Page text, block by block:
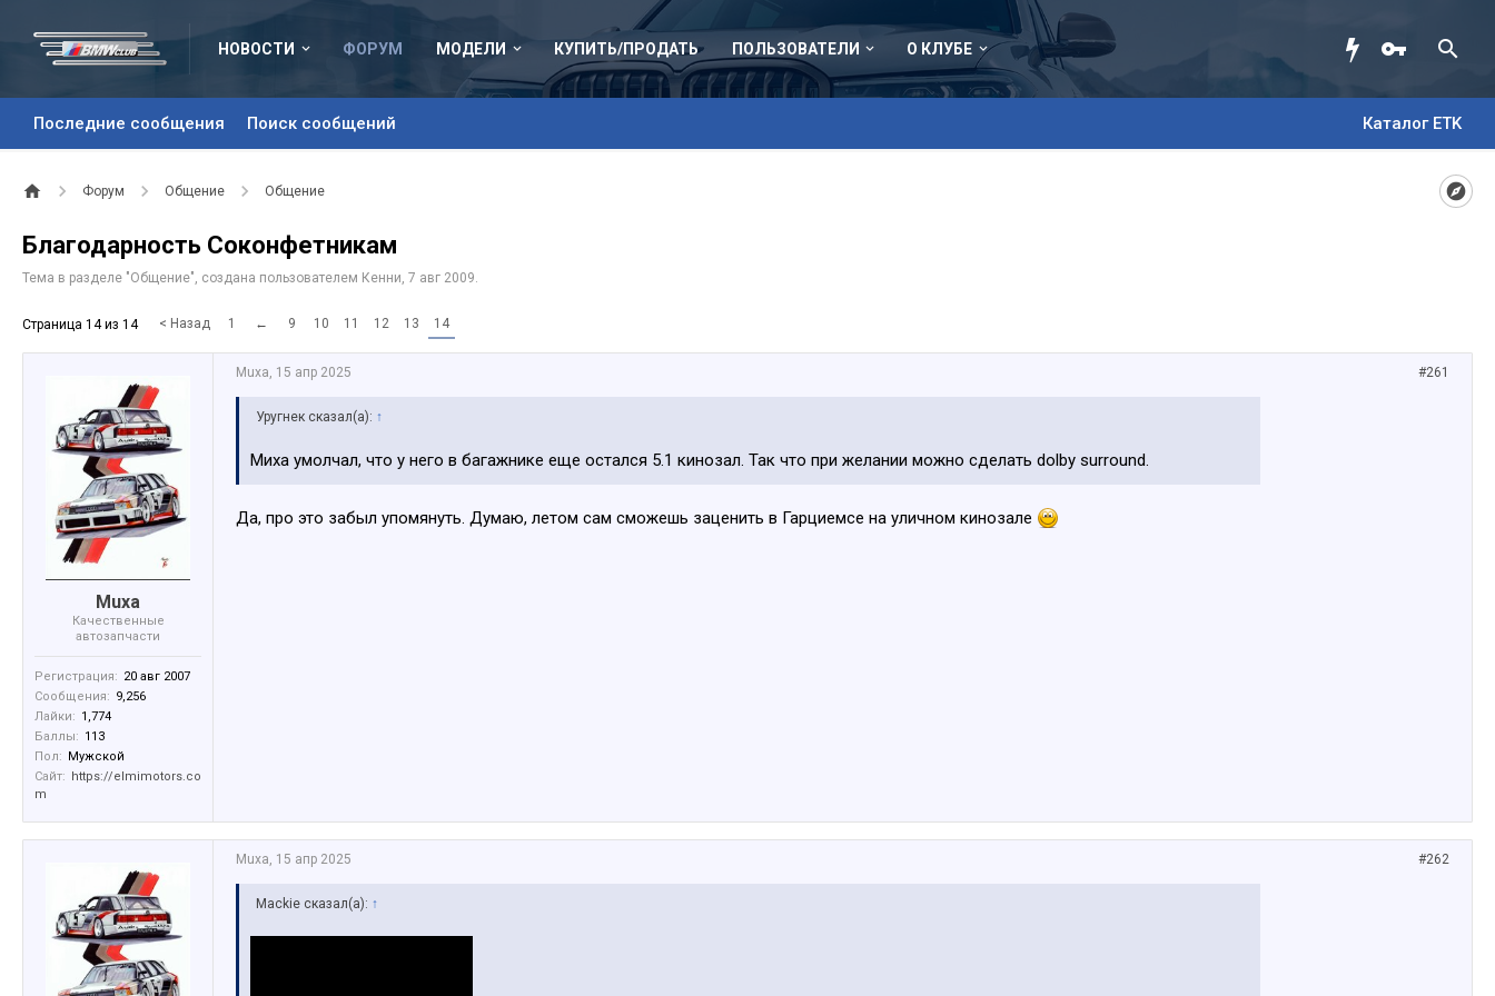
НОВОСТИ ФОРУМ
Последние сообщения Поиск сообщений Каталог ETK
МОДЕЛИ КУПИТЬ/ПРОДАТЬ ПОЛЬЗОВАТЕЛИ О КЛУБЕ
Форум Общение Общение
Благодарность Соконфетникам
Тема в разделе "Общение", создана пользователем Кенни, 7 авг 2009.
Страница 14 из 14 < Назад 1 ← 9 10 11 12 13 14
Muxa
Качественные
автозапчасти
Регистрация: 20 авг 2007
Сообщения: 9,256
Лайки: 1,774
Баллы: 113
Пол:
Мужской
Сайт:
https://elmimotors.co
m
#261
Muxa, 15 апр 2025
Уругнек сказал(а): ↑
Миха умолчал, что у него в багажнике еще остался 5.1 кинозал. Так что при желании можно сделать dolby surround.
Да, про это забыл упомянуть. Думаю, летом сам сможешь заценить в Гарциемсе на уличном кинозале
#262
Muxa, 15 апр 2025
Mackie сказал(а): ↑